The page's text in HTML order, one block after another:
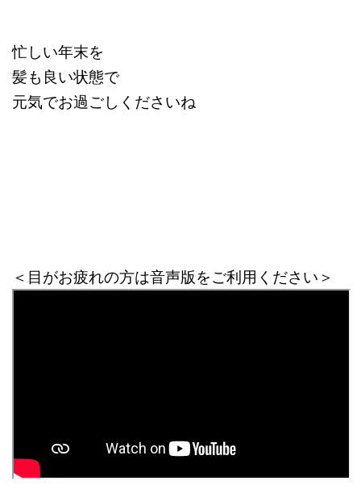
忙しい年末を
髪も良い状態で
元気でお過ごしくださいね
＜目がお疲れの方は音声版をご利用ください＞